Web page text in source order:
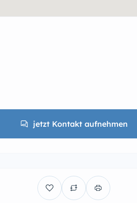
jetzt Kontakt aufnehmen